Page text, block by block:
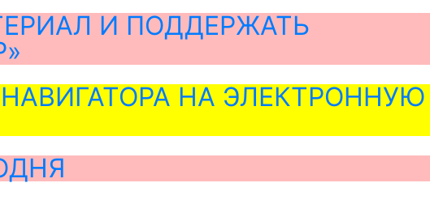
И ПОДДЕРЖАТЬ
НА ЭЛЕКТРОННУЮ